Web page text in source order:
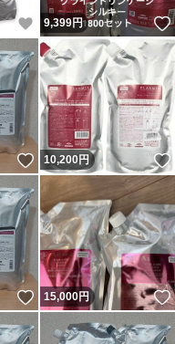
いいね！
9,399円
いいね！
10,200円
いいね！
15,000円